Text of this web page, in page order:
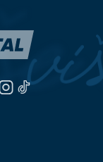
Milica
progovorila i